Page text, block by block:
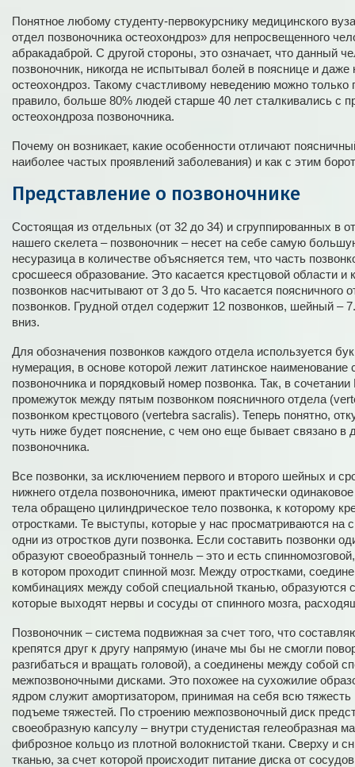
Понятное любому студенту-первокурснику медицинского
отдел позвоночника остеохондроз» для непросвещенного
абракадаброй. С другой стороны, это означает, что данный
позвоночник, никогда не испытывал болей в пояснице и даже
остеохондроз. Такому счастливому неведению можно только
правило, больше 80% людей старше 40 лет сталкивались с
остеохондроза позвоночника.
Почему он возникает, какие особенности отличают
наиболее частых проявлений заболевания) и как с этим
Представление о позвоночнике
Состоящая из отдельных (от 32 до 34) и сгруппированных в
нашего скелета – позвоночник – несет на себе самую
несуразица в количестве объясняется тем, что часть
сросшееся образование. Это касается крестцовой области и
позвонков насчитывают от 3 до 5. Что касается поясничного
позвонков. Грудной отдел содержит 12 позвонков, шейный –
вниз.
Для обозначения позвонков каждого отдела используется
нумерация, в основе которой лежит латинское наименование
позвоночника и порядковый номер позвонка. Так, в
промежуток между пятым позвонком поясничного отдела
позвонком крестцового (vertebra sacralis). Теперь понятно,
чуть ниже будет пояснение, с чем оно еще бывает связано в
позвоночника.
Все позвонки, за исключением первого и второго шейных и
нижнего отдела позвоночника, имеют практически
тела обращено цилиндрическое тело позвонка, к которому
отростками. Те выступы, которые у нас просматриваются на
одни из отростков дуги позвонка. Если составить позвонки
образуют своеобразный тоннель – это и есть
в котором проходит спинной мозг. Между отростками,
комбинациях между собой специальной тканью, образуются
которые выходят нервы и сосуды от спинного мозга,
Позвоночник – система подвижная за счет того, что
крепятся друг к другу напрямую (иначе мы бы не смогли
разгибаться и вращать головой), а соединены между собой
межпозвоночными дисками. Это похожее на сухожилие
ядром служит амортизатором, принимая на себя всю тяжесть
подъеме тяжестей. По строению межпозвоночный диск
своеобразную капсулу – внутри студенистая гелеобразная
фиброзное кольцо из плотной волокнистой ткани. Сверху и
тканью, за счет которой происходит питание диска от